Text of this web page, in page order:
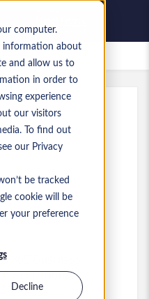
computer.
information about
and allow us to
in order to
experience
our visitors
To find out
our Privacy
be tracked
cookie will be
your preference
Decline
d’emploi enregistrées
365 Business
Functional